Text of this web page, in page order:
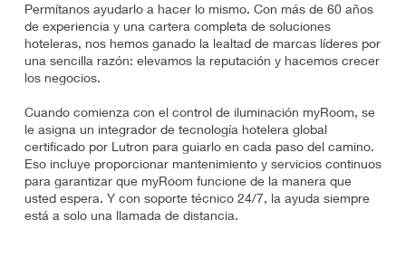
Permítanos ayudarlo a hacer lo mismo. Con más de 60 años
de experiencia y una cartera completa de soluciones
hoteleras, nos hemos ganado la lealtad de marcas líderes por
una sencilla razón: elevamos la reputación y hacemos crecer
los negocios.
Cuando comienza con el control de iluminación myRoom, se
le asigna un integrador de tecnología hotelera global
certificado por Lutron para guiarlo en cada paso del camino.
Eso incluye proporcionar mantenimiento y servicios continuos
para garantizar que myRoom funcione de la manera que
usted espera. Y con soporte técnico 24/7, la ayuda siempre
está a solo una llamada de distancia.